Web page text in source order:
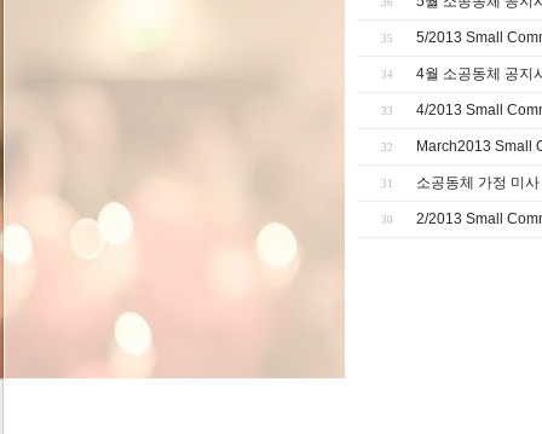
36
35 5/2013 Small
34 4월 소공동체 공지
33 4/2013 Small
32 March2013 Small
31 소공동체 가정 미
30 2/2013 Small